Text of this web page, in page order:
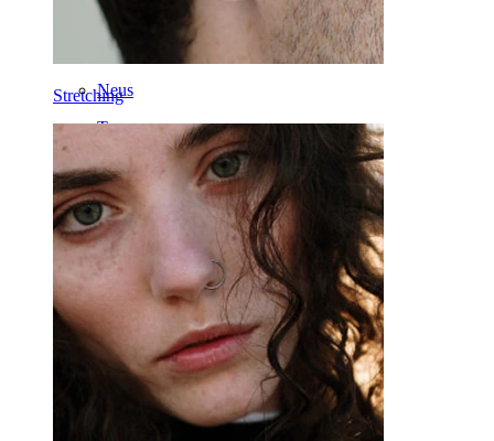
Stretching
Labret
Tong
Neus
Tragus
Recht staafje
Rook
Daith
Hoefijzer
Ring
Gereedschappen
Gebogen staafje